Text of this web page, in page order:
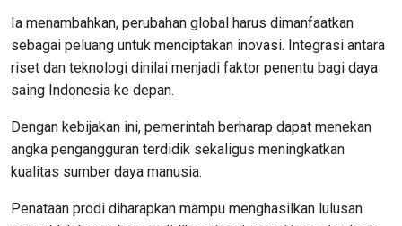
Ia menambahkan, perubahan global harus dimanfaatkan
sebagai peluang untuk menciptakan inovasi. Integrasi antara
riset dan teknologi dinilai menjadi faktor penentu bagi daya
saing Indonesia ke depan.
Dengan kebijakan ini, pemerintah berharap dapat menekan
angka pengangguran terdidik sekaligus meningkatkan
kualitas sumber daya manusia.
Penataan prodi diharapkan mampu menghasilkan lulusan